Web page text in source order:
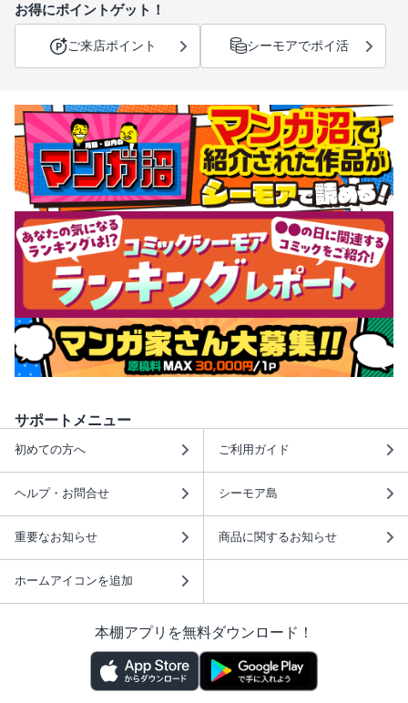
お得にポイントゲット！
ご来店ポイント シーモアでポイ活
サポートメニュー
初めての方へ ご利用ガイド
ヘルプ・お問合せ シーモア島
重要なお知らせ 商品に関するお知らせ
ホームアイコンを追加
本棚アプリを無料ダウンロード！